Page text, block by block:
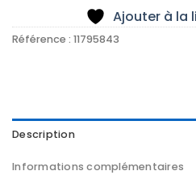
Ajouter à la
Référence : 11795843
Description
Informations complémentaires